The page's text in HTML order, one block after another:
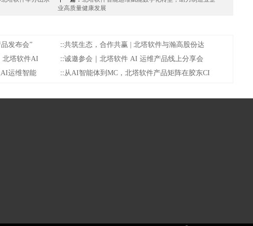
业高质量健康发展
发布会” ::共筑生态，合作共赢 | 北塔软件与瀚高股份达
北塔软件AI ::诚邀参会｜北塔软件 AI 运维产品线上分享会
运维智能 ::从AI智能体到MC，北塔软件产品矩阵在胶东CI